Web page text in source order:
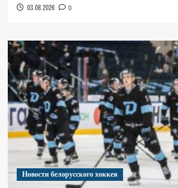
03.08.2026 0
Новости белорусского хоккея